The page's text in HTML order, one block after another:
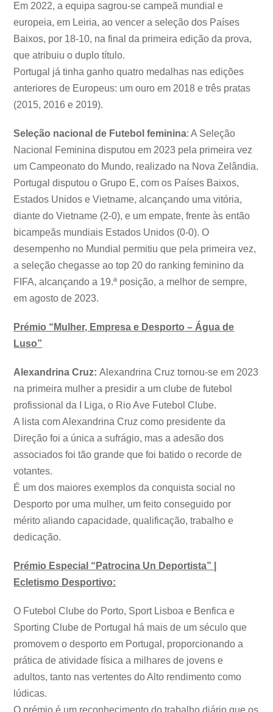
Em 2022, a equipa sagrou-se campeã mundial e
europeia, em Leiria, ao vencer a seleção dos Países
Baixos, por 18-10, na final da primeira edição da prova,
que atribuiu o duplo título.
Portugal já tinha ganho quatro medalhas nas edições
anteriores de Europeus: um ouro em 2018 e três pratas
(2015, 2016 e 2019).
Seleção nacional de Futebol feminina: A Seleção
Nacional Feminina disputou em 2023 pela primeira vez
um Campeonato do Mundo, realizado na Nova Zelândia.
Portugal disputou o Grupo E, com os Países Baixos,
Estados Unidos e Vietname, alcançando uma vitória,
diante do Vietname (2-0), e um empate, frente às então
bicampeãs mundiais Estados Unidos (0-0). O
desempenho no Mundial permitiu que pela primeira vez,
a seleção chegasse ao top 20 do ranking feminino da
FIFA, alcançando a 19.ª posição, a melhor de sempre,
em agosto de 2023.
Prémio “Mulher, Empresa e Desporto – Água de
Luso”
Alexandrina Cruz:Alexandrina Cruz tornou-se em 2023
na primeira mulher a presidir a um clube de futebol
profissional da I Liga, o Rio Ave Futebol Clube.
A lista com Alexandrina Cruz como presidente da
Direção foi a única a sufrágio, mas a adesão dos
associados foi tão grande que foi batido o recorde de
votantes.
É um dos maiores exemplos da conquista social no
Desporto por uma mulher, um feito conseguido por
mérito aliando capacidade, qualificação, trabalho e
dedicação.
Prémio Especial “Patrocina Un Deportista” |
Ecletismo Desportivo:
O Futebol Clube do Porto, Sport Lisboa e Benfica e
Sporting Clube de Portugal há mais de um século que
promovem o desporto em Portugal, proporcionando a
prática de atividade física a milhares de jovens e
adultos, tanto nas vertentes do Alto rendimento como
lúdicas.